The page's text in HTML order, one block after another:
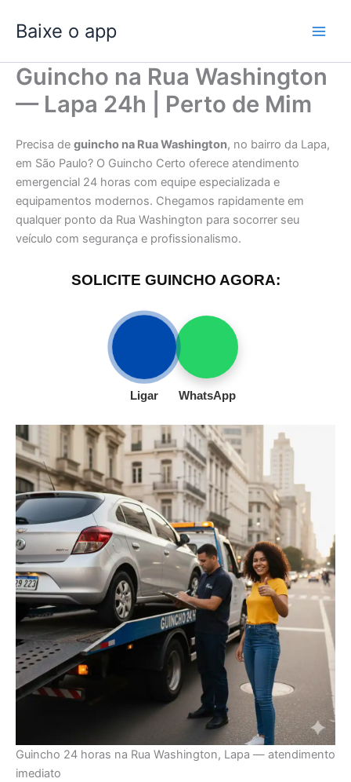
para
conteúdo
Baixe o app
Guincho na Rua Washington
— Lapa 24h | Perto de Mim
Precisa de guincho na Rua Washington, no bairro da Lapa,
em São Paulo? O Guincho Certo oferece atendimento
emergencial 24 horas com equipe especializada e
equipamentos modernos. Chegamos rapidamente em
qualquer ponto da Rua Washington para socorrer seu
veículo com segurança e profissionalismo.
SOLICITE GUINCHO AGORA:
Ligar WhatsApp
Guincho 24 horas na Rua Washington, Lapa — atendimento
imediato